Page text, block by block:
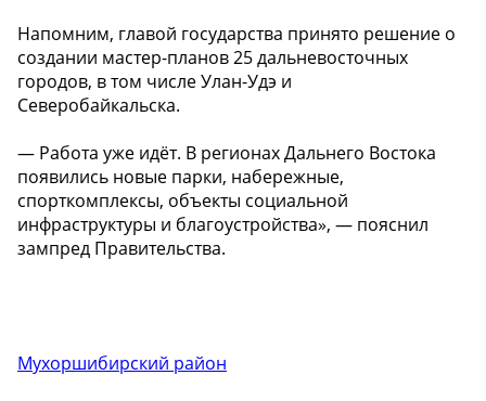
Напомним, главой государства принято решение о
создании мастер-планов 25 дальневосточных
городов, в том числе Улан-Удэ и
Северобайкальска.
— Работа уже идёт. В регионах Дальнего Востока
появились новые парки, набережные,
спорткомплексы, объекты социальной
инфраструктуры и благоустройства», — пояснил
зампред Правительства.
Мухоршибирский район